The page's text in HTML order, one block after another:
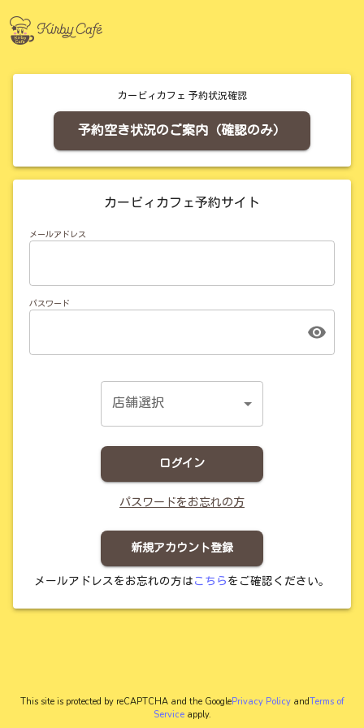
カービィカフェ 予約状況確認
予約空き状況のご案内（確認のみ）
カービィカフェ予約サイト
メールアドレス
パスワード
店舗選択
ログイン
パスワードをお忘れの方
新規アカウント登録
メールアドレスをお忘れの方はこちらをご確認ください。
This site is protected by reCAPTCHA and the GooglePrivacy PolicyandTerms of
Serviceapply.